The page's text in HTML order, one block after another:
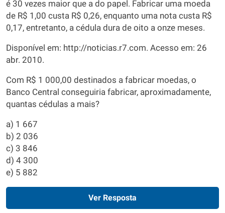
é 30 vezes maior que a do papel. Fabricar uma moeda
de R$ 1,00 custa R$ 0,26, enquanto uma nota custa R$
0,17, entretanto, a cédula dura de oito a onze meses.
Disponível em: http://noticias.r7.com. Acesso em: 26
abr. 2010.
Com R$ 1 000,00 destinados a fabricar moedas, o
Banco Central conseguiria fabricar, aproximadamente,
quantas cédulas a mais?
a) 1 667
b) 2 036
c) 3 846
d) 4 300
e) 5 882
Ver Resposta